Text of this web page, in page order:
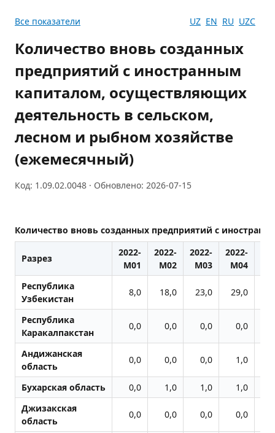
Все показатели UZ EN RU UZC
Количество вновь созданных
предприятий с иностранным
капиталом, осуществляющих
деятельность в сельском,
лесном и рыбном хозяйстве
(ежемесячный)
Код: 1.09.02.0048 · Обновлено: 2026-07-15
Количество вновь созданных предприятий с
Разрез
2022-
M01
2022-
M02
2022-
M03
2022-
M04
Республика
Узбекистан
8,0 18,0 23,0 29,0
Республика
Каракалпакстан
0,0 0,0 0,0 0,0
Андижанская
область
0,0 0,0 0,0 1,0
Бухарская область 0,0 1,0 1,0 1,0
Джизакская
область
0,0 0,0 0,0 0,0